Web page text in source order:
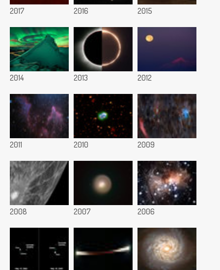
2017 2016 2015
2014 2013 2012
2011 2010 2009
2008 2007 2006